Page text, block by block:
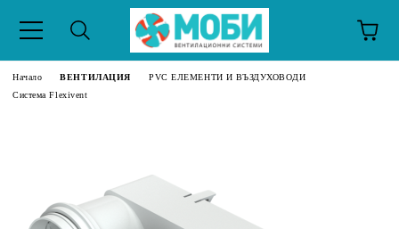
Начало ВЕНТИЛАЦИЯ
PVC ЕЛЕМЕНТИ И ВЪЗДУХОВОДИ
Система Flexivent